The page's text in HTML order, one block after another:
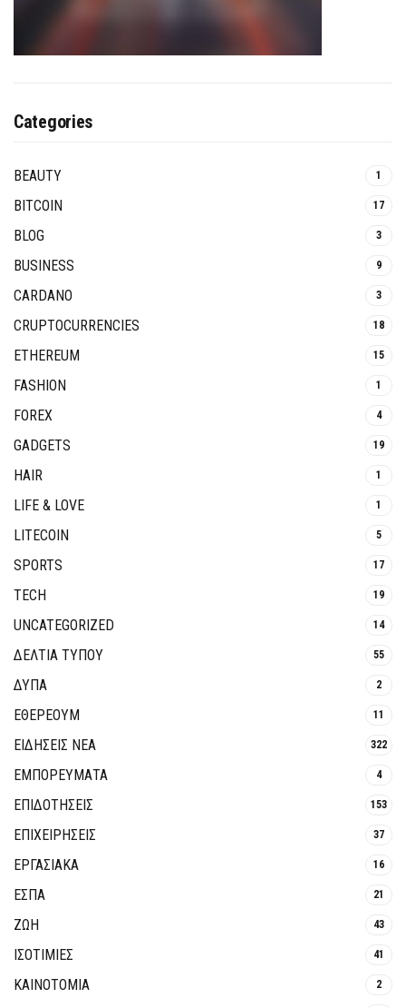
Categories
BEAUTY 1
BITCOIN 17
BLOG 3
BUSINESS 9
CARDANO 3
CRUPTOCURRENCIES 18
ETHEREUM 15
FASHION 1
FOREX 4
GADGETS 19
HAIR 1
LIFE & LOVE 1
LITECOIN 5
SPORTS 17
TECH 19
UNCATEGORIZED 14
ΔΕΛΤΙΑ ΤΥΠΟΥ 55
ΔΥΠΑ 2
ΕΘΈΡΕΟΥΜ 11
ΕΙΔΗΣΕΙΣ ΝΕΑ 322
ΕΜΠΟΡΕΥΜΑΤΑ 4
ΕΠΙΔΟΤΗΣΕΙΣ 153
ΕΠΙΧΕΙΡΗΣΕΙΣ 37
ΕΡΓΑΣΙΑΚΑ 16
ΕΣΠΑ 21
ΖΩΗ 43
ΙΣΟΤΙΜΙΕΣ 41
ΚΑΙΝΟΤΟΜΊΑ 2